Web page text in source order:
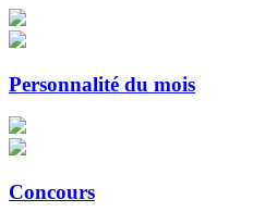
Personnalité du mois
Concours